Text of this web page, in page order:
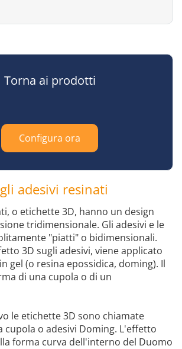
Torna ai prodotti
Configura ora
adesivi resinati
o etichette 3D, hanno un design
tridimensionale. Gli adesivi e le
"piatti" o bidimensionali.
3D sugli adesivi, viene applicato
gel (o resina epossidica, doming). Il
di una cupola o di un
le etichette 3D sono chiamate
cupola o adesivi Doming. L'effetto
forma curva dell'interno del Duomo